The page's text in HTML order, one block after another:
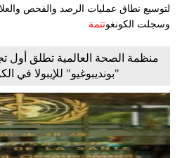
لتوسيع نطاق عمليات الرصد والفحص
وسجلت الكونغوتتمة
منظمة الصحة العالمية تطلق أول
"بونديبوغيو" للإيبولا في